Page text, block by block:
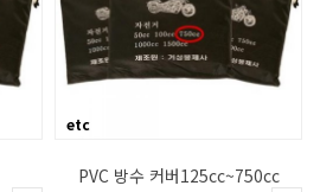
etc
PVC 방수 커버125cc~750cc